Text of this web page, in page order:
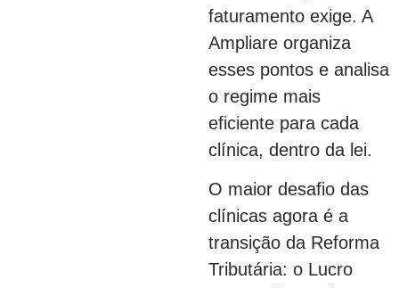
faturamento exige. A
Ampliare organiza
esses pontos e analisa
o regime mais
eficiente para cada
clínica, dentro da lei.
O maior desafio das
clínicas agora é a
transição da Reforma
Tributária: o Lucro